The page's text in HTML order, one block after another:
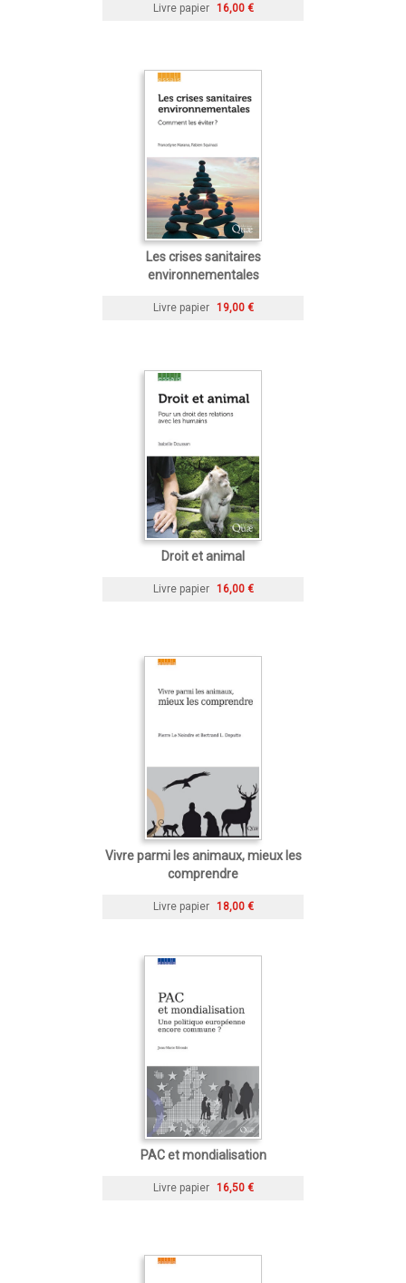
Livre papier 16,00 €
Les crises sanitaires
environnementales
Livre papier 19,00 €
Droit et animal
Livre papier 16,00 €
Vivre parmi les animaux, mieux les
comprendre
Livre papier 18,00 €
PAC et mondialisation
Livre papier 16,50 €